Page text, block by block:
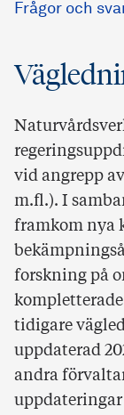
Frågor och
vid angrepp
m.fl.). I
framkom nya
forskning på
tidigare
uppdaterad
andra
uppdateringar